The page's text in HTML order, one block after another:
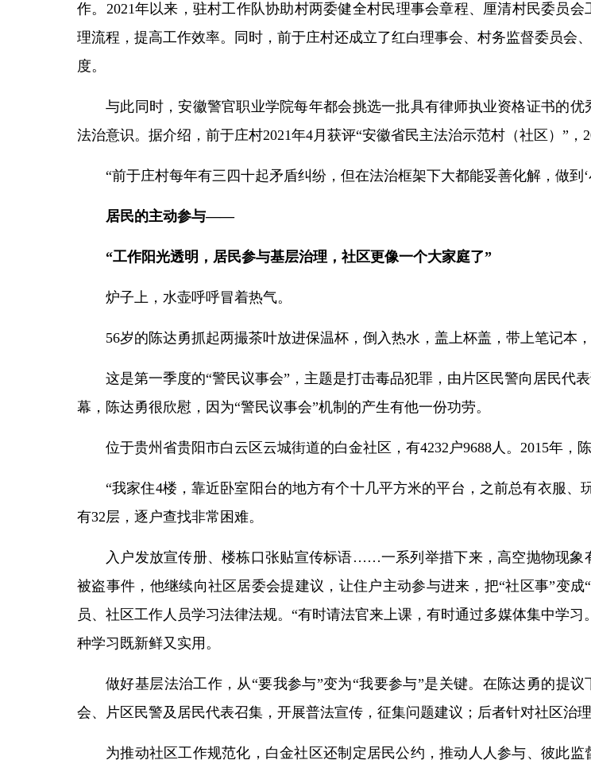
作。2021年以来，驻村工作队协助村两委健全村民理事会章程、厘清村民委员
理流程，提高工作效率。同时，前于庄村还成立了红白理事会、村务监督委员会
度。
与此同时，安徽警官职业学院每年都会挑选一批具有律师执业资格证书的
法治意识。据介绍，前于庄村2021年4月获评“安徽省民主法治示范村（社区）”，
“前于庄村每年有三四十起矛盾纠纷，但在法治框架下大都能妥善化解，做到‘
居民的主动参与——
“工作阳光透明，居民参与基层治理，社区更像一个大家庭了”
炉子上，水壶呼呼冒着热气。
56岁的陈达勇抓起两撮茶叶放进保温杯，倒入热水，盖上杯盖，带上笔记本
这是第一季度的“警民议事会”，主题是打击毒品犯罪，由片区民警向居民代
幕，陈达勇很欣慰，因为“警民议事会”机制的产生有他一份功劳。
位于贵州省贵阳市白云区云城街道的白金社区，有4232户9688人。2015年，
“我家住4楼，靠近卧室阳台的地方有个十几平方米的平台，之前总有衣服
有32层，逐户查找非常困难。
入户发放宣传册、楼栋口张贴宣传标语……一系列举措下来，高空抛物现
被盗事件，他继续向社区居委会提建议，让住户主动参与进来，把“社区事”变
员、社区工作人员学习法律法规。“有时请法官来上课，有时通过多媒体集中学
种学习既新鲜又实用。
做好基层法治工作，从“要我参与”变为“我要参与”是关键。在陈达勇的提
会、片区民警及居民代表召集，开展普法宣传，征集问题建议；后者针对社区治
为推动社区工作规范化，白金社区还制定居民公约，推动人人参与、彼此